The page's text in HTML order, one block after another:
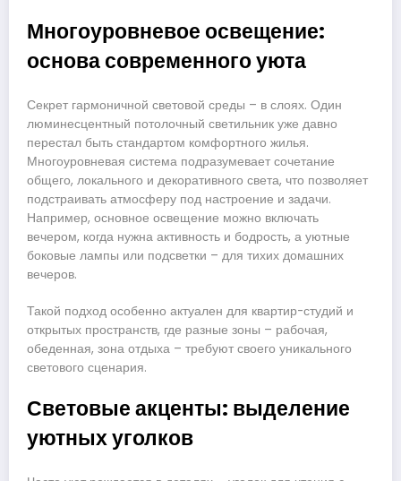
Многоуровневое освещение:
основа современного уюта
Секрет гармоничной световой среды – в слоях. Один
люминесцентный потолочный светильник уже давно
перестал быть стандартом комфортного жилья.
Многоуровневая система подразумевает сочетание
общего, локального и декоративного света, что позволяет
подстраивать атмосферу под настроение и задачи.
Например, основное освещение можно включать
вечером, когда нужна активность и бодрость, а уютные
боковые лампы или подсветки – для тихих домашних
вечеров.
Такой подход особенно актуален для квартир-студий и
открытых пространств, где разные зоны – рабочая,
обеденная, зона отдыха – требуют своего уникального
светового сценария.
Световые акценты: выделение
уютных уголков